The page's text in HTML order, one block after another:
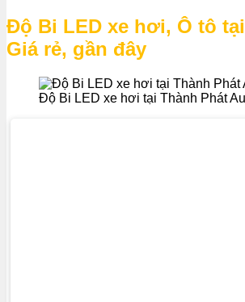
Độ Bi LED xe hơi, Ô tô tại
Giá rẻ, gần đây
Độ Bi LED xe hơi tại Thành Phát